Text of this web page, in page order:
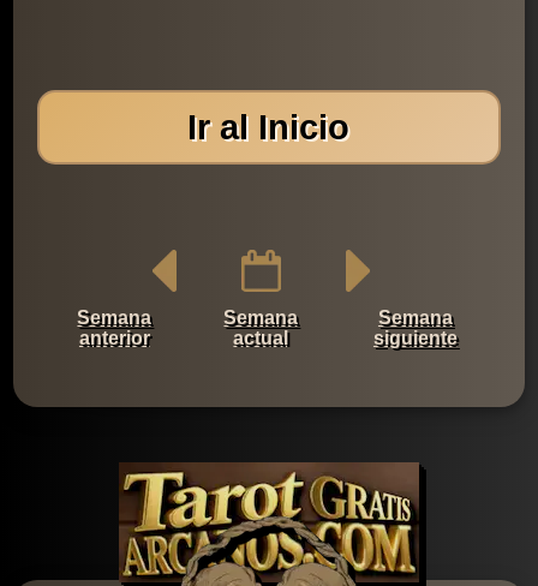
Ir al Inicio
Semana
anterior
Semana
actual
Semana
siguiente